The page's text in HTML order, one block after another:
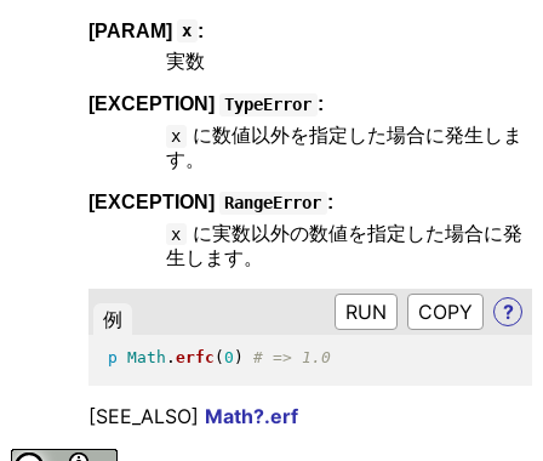
[PARAM] x :
実数
[EXCEPTION] TypeError :
x
に数値以外を指定した場合に発生しま
す。
[EXCEPTION] RangeError :
x
に実数以外の数値を指定した場合に発
生します。
例 RUN ?
p Math . erfc ( 0 )
[SEE_ALSO] Math?.erf